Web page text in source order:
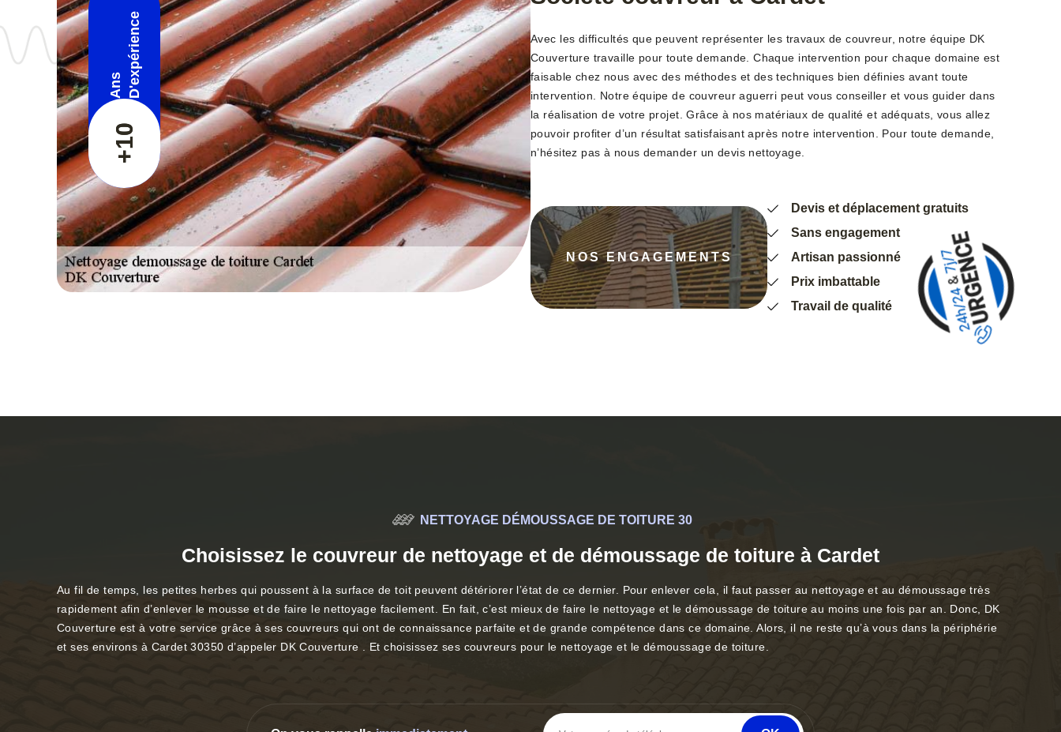
+10
Ans D'expérience
Avec les difficultés que peuvent représenter les travaux de couvreur, notre équipe DK
Couverture travaille pour toute demande. Chaque intervention pour chaque domaine est
faisable chez nous avec des méthodes et des techniques bien définies avant toute
intervention. Notre équipe de couvreur aguerri peut vous conseiller et vous guider dans
la réalisation de votre projet. Grâce à nos matériaux de qualité et adéquats, vous allez
pouvoir profiter d’un résultat satisfaisant après notre intervention. Pour toute demande,
n’hésitez pas à nous demander un devis nettoyage.
NOS ENGAGEMENTS
Devis et déplacement gratuits
Sans engagement
Artisan passionné
Prix imbattable
Travail de qualité
NETTOYAGE DÉMOUSSAGE DE TOITURE 30
Choisissez le couvreur de nettoyage et de démoussage de toiture à Cardet
Au fil de temps, les petites herbes qui poussent à la surface de toit peuvent détériorer l’état de ce dernier. Pour enlever cela, il faut passer au nettoyage et au démoussage très
rapidement afin d’enlever le mousse et de faire le nettoyage facilement. En fait, c’est mieux de faire le nettoyage et le démoussage de toiture au moins une fois par an. Donc, DK
Couverture est à votre service grâce à ses couvreurs qui ont de connaissance parfaite et de grande compétence dans ce domaine. Alors, il ne reste qu’à vous dans la périphérie
et ses environs à Cardet 30350 d’appeler DK Couverture . Et choisissez ses couvreurs pour le nettoyage et le démoussage de toiture.